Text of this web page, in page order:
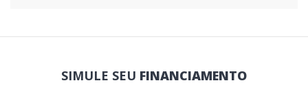
SIMULE SEU FINANCIAMENTO